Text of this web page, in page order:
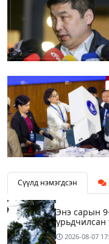
Сүүлд нэмэгдсэн
Энэ сарын
урьдчилсан
2026-08-07